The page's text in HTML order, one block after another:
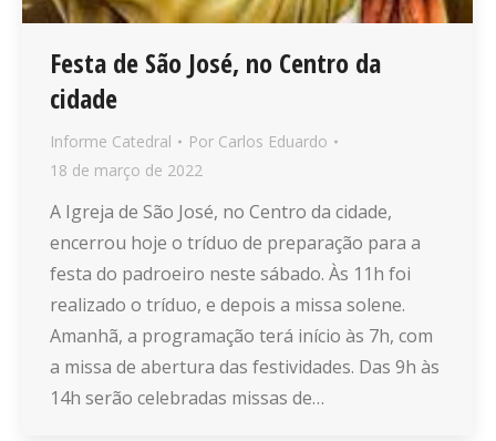
Festa de São José, no Centro da
cidade
Informe Catedral Por Carlos Eduardo
18 de março de 2022
A Igreja de São José, no Centro da cidade,
encerrou hoje o tríduo de preparação para a
festa do padroeiro neste sábado. Às 11h foi
realizado o tríduo, e depois a missa solene.
Amanhã, a programação terá início às 7h, com
a missa de abertura das festividades. Das 9h às
14h serão celebradas missas de…